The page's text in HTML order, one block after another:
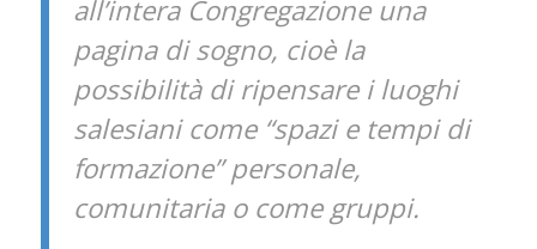
all’intera Congregazione una
pagina di sogno, cioè la
possibilità di ripensare i luoghi
salesiani come “spazi e tempi di
formazione” personale,
comunitaria o come gruppi.